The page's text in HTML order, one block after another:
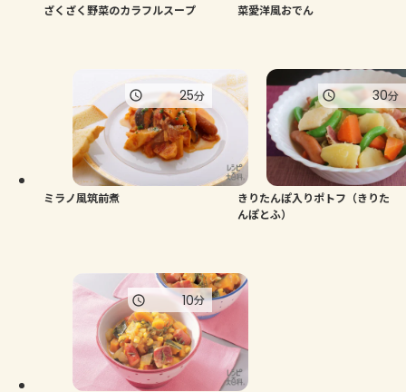
ざくざく野菜のカラフルスープ 菜愛洋風おでん
ミラノ風筑前煮
25分
きりたんぽ入りポトフ（きりた
んぽとふ）
30分
10分